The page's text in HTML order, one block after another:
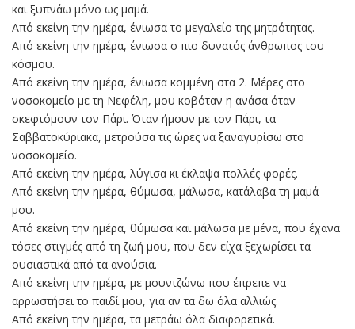
και ξυπνάω μόνο ως μαμά.
Από εκείνη την ημέρα, ένιωσα το μεγαλείο της μητρότητας.
Από εκείνη την ημέρα, ένιωσα ο πιο δυνατός άνθρωπος του
κόσμου.
Από εκείνη την ημέρα, ένιωσα κομμένη στα 2. Μέρες στο
νοσοκομείο με τη Νεφέλη, μου κοβόταν η ανάσα όταν
σκεφτόμουν τον Πάρι. Όταν ήμουν με τον Πάρι, τα
Σαββατοκύριακα, μετρούσα τις ώρες να ξαναγυρίσω στο
νοσοκομείο.
Από εκείνη την ημέρα, λύγισα κι έκλαψα πολλές φορές.
Από εκείνη την ημέρα, θύμωσα, μάλωσα, κατάλαβα τη μαμά
μου.
Από εκείνη την ημέρα, θύμωσα και μάλωσα με μένα, που έχανα
τόσες στιγμές από τη ζωή μου, που δεν είχα ξεχωρίσει τα
ουσιαστικά από τα ανούσια.
Από εκείνη την ημέρα, με μουντζώνω που έπρεπε να
αρρωστήσει το παιδί μου, για αν τα δω όλα αλλιώς.
Από εκείνη την ημέρα, τα μετράω όλα διαφορετικά.